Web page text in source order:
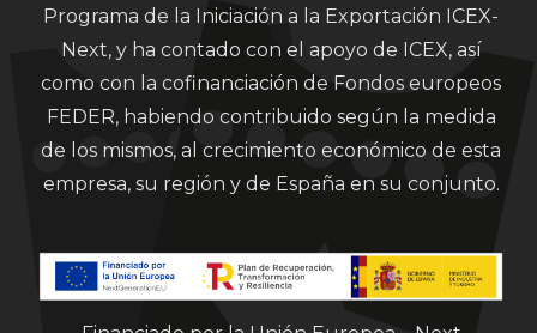
Programa de la Iniciación a la Exportación ICEX-
Next, y ha contado con el apoyo de ICEX, así
como con la cofinanciación de Fondos europeos
FEDER, habiendo contribuido según la medida
de los mismos, al crecimiento económico de esta
empresa, su región y de España en su conjunto.